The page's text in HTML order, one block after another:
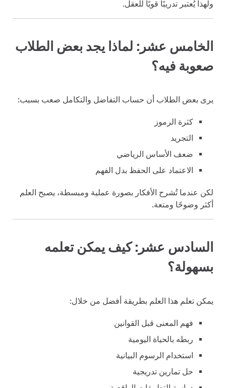
ولهذا يُعتبر تدريبًا قويًا للعقل.
الخامس عشر: لماذا يجد بعض الطلاب
صعوبة فيه؟
يرى بعض الطلاب أن حساب التفاضل والتكامل صعب بسبب:
كثرة الرموز
التجريد
ضعف الأساس الرياضي
الاعتماد على الحفظ بدل الفهم
لكن عندما تُشرح الأفكار بصورة عملية ومبسطة، يصبح العلم
أكثر وضوحًا ومتعة.
السادس عشر: كيف يمكن تعلمه
بسهولة؟
يمكن تعلم هذا العلم بطريقة أفضل من خلال:
فهم المعنى قبل القوانين
ربطه بالحياة اليومية
استخدام الرسوم البيانية
حل تمارين تدريجية